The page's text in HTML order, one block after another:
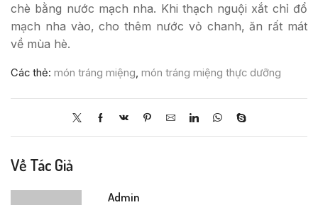
chè bằng nước mạch nha. Khi thạch nguội xắt chỉ đổ
mạch nha vào, cho thêm nước vỏ chanh, ăn rất mát
về mùa hè.
Các thẻ: món tráng miệng, món tráng miệng thực dưỡng
Về Tác Giả
Admin